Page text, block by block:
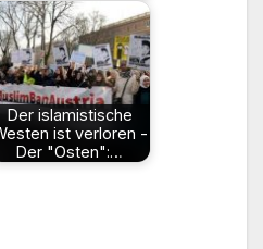
Der islamistische
ist verloren -
Der "Osten":…